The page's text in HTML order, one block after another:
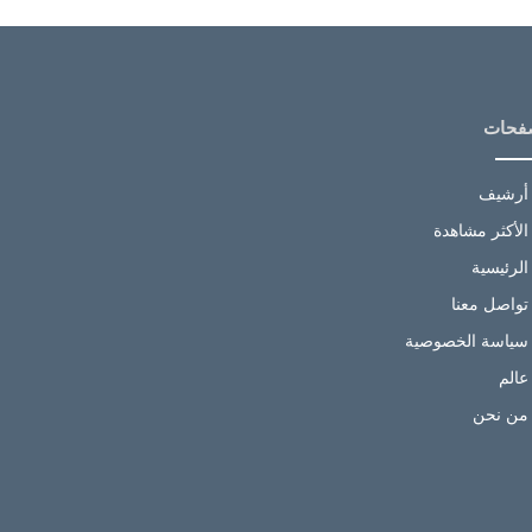
أرشيف
الأكثر مشاهدة
الرئيسية
تواصل معنا
سياسة الخصوصية
عالم
من نحن